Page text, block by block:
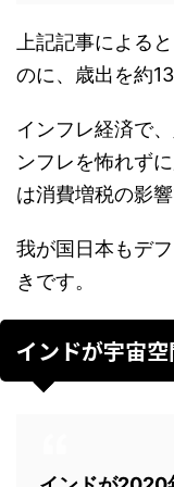
上記記事による
のに、歳出を約
インフレ経済で
ンフレを怖れず
は消費増税の影
我が国日本もデ
きです。
インドが宇宙